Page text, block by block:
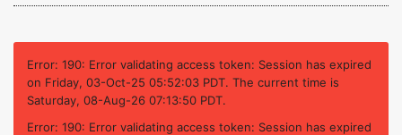
Error: 190: Error validating access token: Session has expired
on Friday, 03-Oct-25 05:52:03 PDT. The current time is
Saturday, 08-Aug-26 07:13:50 PDT.
Error: 190: Error validating access token: Session has expired